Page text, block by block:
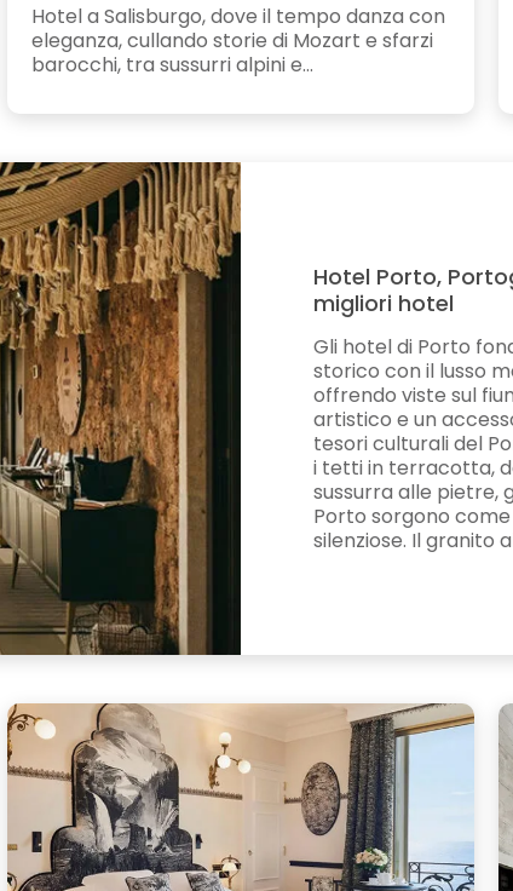
Hotel a Salisburgo, dove il tempo danza con
eleganza, cullando storie di Mozart e sfarzi
barocchi, tra sussurri alpini e...
Hotel Porto,
migliori hotel
Gli hotel di Porto
storico con il lusso
offrendo viste sul
artistico e un
tesori culturali del
i tetti in terracotta,
sussurra alle pietre,
Porto sorgono
silenziose. Il granito